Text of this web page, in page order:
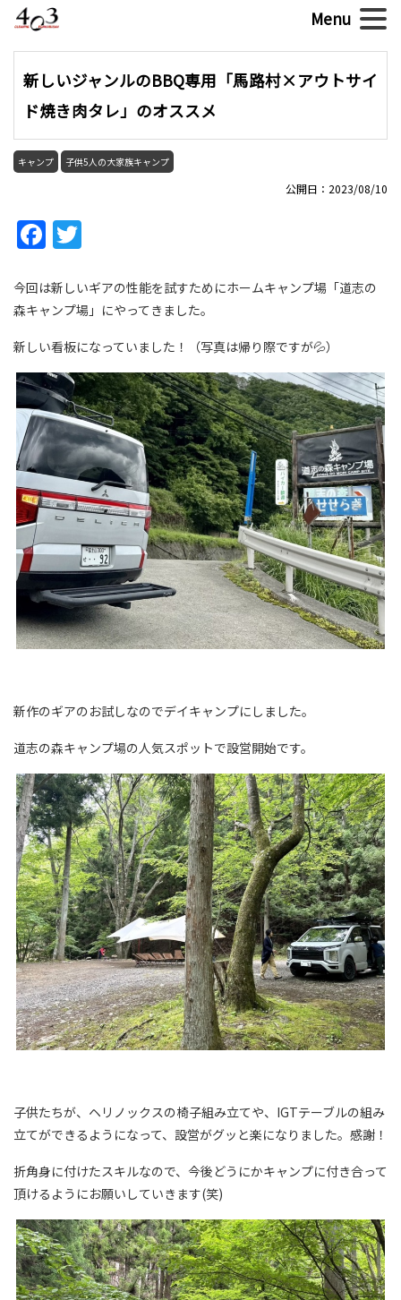
新しいジャンルのBBQ専用「馬路村×アウトサイ
ド焼き肉タレ」のオススメ
キャンプ 子供5人の大家族キャンプ
公開日：2023/08/10
Facebook
今回は新しいギアの性能を試すためにホームキャンプ場「道志の
森キャンプ場」にやってきました。
新しい看板になっていました！（写真は帰り際ですが💦）
新作のギアのお試しなのでデイキャンプにしました。
道志の森キャンプ場の人気スポットで設営開始です。
子供たちが、ヘリノックスの椅子組み立てや、IGTテーブルの組み
立てができるようになって、設営がグッと楽になりました。感謝！
折角身に付けたスキルなので、今後どうにかキャンプに付き合って
頂けるようにお願いしていきます(笑)